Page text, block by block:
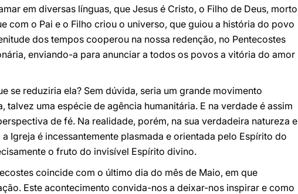
em diversas línguas, que Jesus é Cristo, o Filho de Deus, morto
com o Pai e o Filho criou o universo, que guiou a história do povo
dos tempos cooperou na nossa redenção, no Pentecostes
enviando-a para anunciar a todos os povos a vitória do amor
se reduziria ela? Sem dúvida, seria um grande movimento
uma espécie de agência humanitária. E na verdade é assim
de fé. Na realidade, porém, na sua verdadeira natureza e
Igreja é incessantemente plasmada e orientada pelo Espírito do
o fruto do invisível Espírito divino.
coincide com o último dia do mês de Maio, em que
Este acontecimento convida-nos a deixar-nos inspirar e como